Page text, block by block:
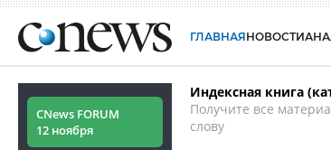
ГЛАВНАЯНОВОСТИ
CNews FORUM
12 ноября
Индексная книга
Получите все
слову